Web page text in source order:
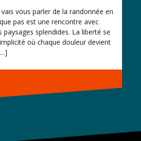
vais vous parler de la randonnée en
pas est une rencontre avec
paysages splendides. La liberté se
où chaque douleur devient